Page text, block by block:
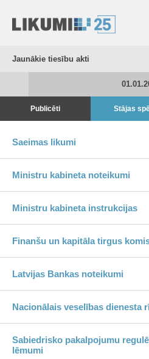
Jaunākie tiesību akti
Publicēti Stājas
Saeimas likumi
Ministru kabineta noteikumi
Ministru kabineta instrukcijas
Finanšu un kapitāla tirgus
Latvijas Bankas noteikumi
Nacionālais veselības dienesta
Sabiedrisko pakalpojumu
lēmumi